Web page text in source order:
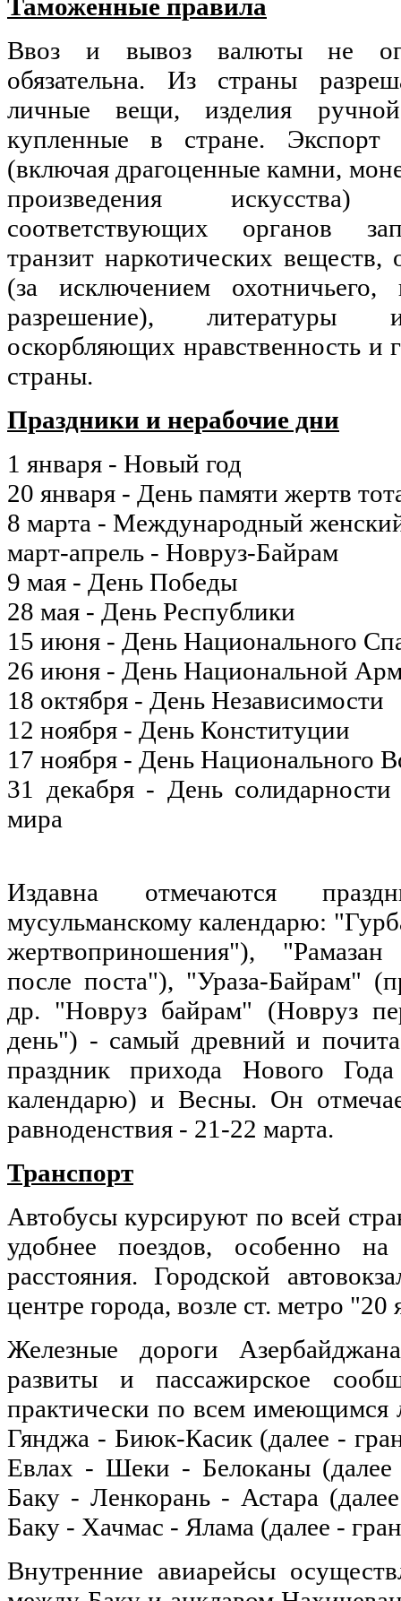
Таможенные правила
Ввоз и вывоз валюты не
обязательна. Из страны
личные вещи, изделия
купленные в стране. Экспорт
(включая драгоценные камни,
произведения
соответствующих органов
транзит наркотических
(за исключением охотничьего,
разрешение), литературы
оскорбляющих нравственность и
страны.
Праздники и нерабочие дни
1 января - Новый год
20 января - День памяти жертв
8 марта - Международный
март-апрель - Новруз-Байрам
9 мая - День Победы
28 мая - День Республики
15 июня - День Национального
26 июня - День Национальной
18 октября - День Независимости
12 ноября - День Конституции
17 ноября - День Национального
31 декабря - День солидарности
мира
Издавна отмечаются
мусульманскому календарю:
жертвоприношения"),
после поста"), "Ураза-Байрам"
др. "Новруз байрам" (Новруз
день") - самый древний и
праздник прихода Нового
календарю) и Весны. Он
равноденствия - 21-22 марта.
Транспорт
Автобусы курсируют по всей
удобнее поездов, особенно
расстояния. Городской
центре города, возле ст. метро "20
Железные дороги
развиты и пассажирское
практически по всем имеющимся
Гянджа - Биюк-Касик (далее -
Евлах - Шеки - Белоканы (далее
Баку - Ленкорань - Астара
Баку - Хачмас - Ялама (далее -
Внутренние авиарейсы